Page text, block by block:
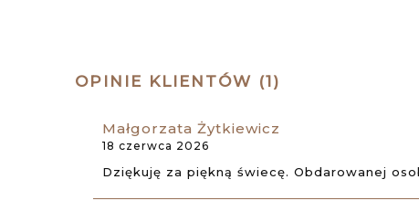
OPINIE KLIENTÓW (1)
Małgorzata Żytkiewicz
18 czerwca 2026
Dziękuję za piękną świecę. Obdarowanej